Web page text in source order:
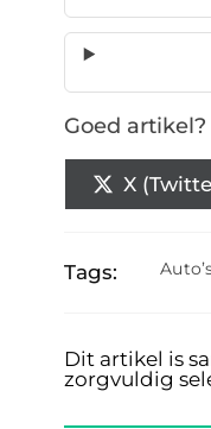
Goed
X
Tags:
Dit artikel is
zorgvuldig